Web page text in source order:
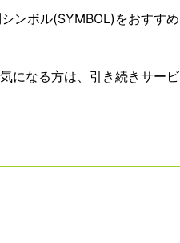
ンボル(SYMBOL)をおすすめ
になる方は、引き続きサービ